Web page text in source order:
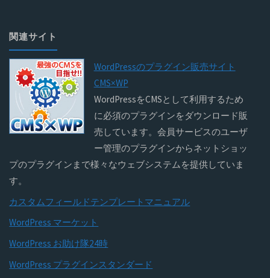
関連サイト
WordPressのプラグイン販売サイト
CMS×WP
WordPressをCMSとして利用するため
に必須のプラグインをダウンロード販
売しています。会員サービスのユーザ
ー管理のプラグインからネットショッ
プのプラグインまで様々なウェブシステムを提供していま
す。
カスタムフィールドテンプレートマニュアル
WordPress マーケット
WordPress お助け隊24時
WordPress プラグインスタンダード